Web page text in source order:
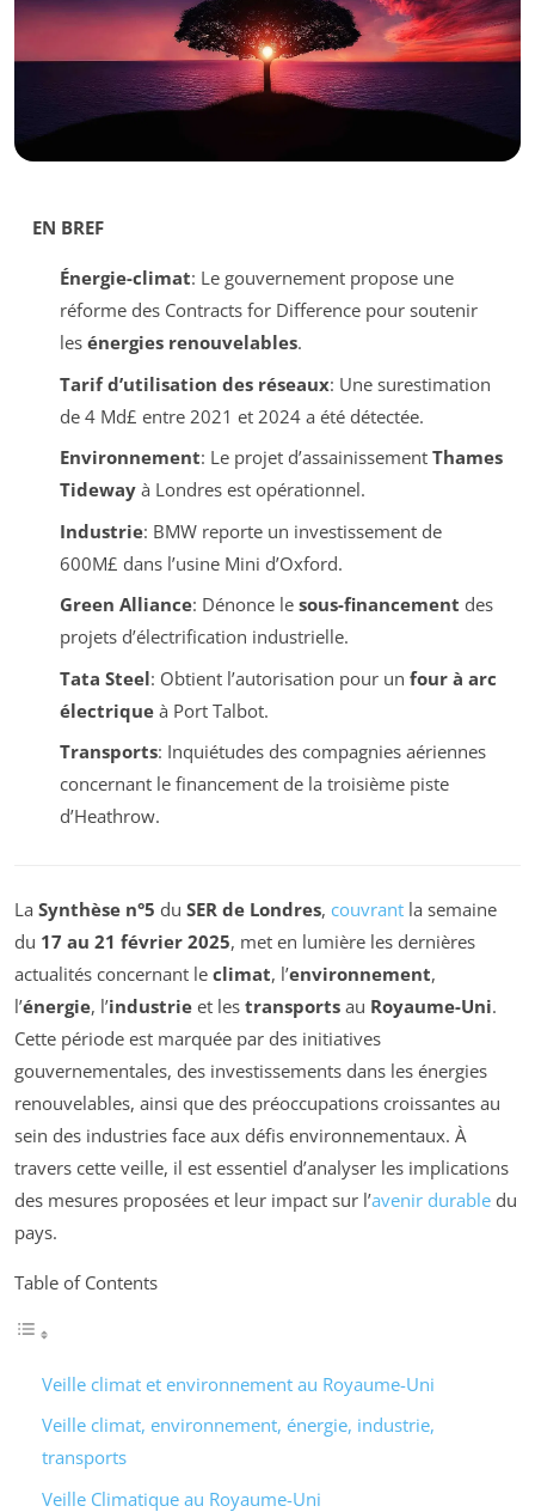
EN BREF
Énergie-climat: Le gouvernement propose une
réforme des Contracts for Differencepour soutenir
les énergies renouvelables.
Tarif d’utilisation des réseaux: Une surestimation
de 4 Md£ entre 2021 et 2024 a été détectée.
Environnement: Le projet d’assainissement Thames
Tidewayà Londres est opérationnel.
Industrie: BMW reporte un investissement de
600M£ dans l’usine Mini d’Oxford.
Green Alliance: Dénonce le sous-financement des
projets d’électrification industrielle.
Tata Steel: Obtient l’autorisation pour un four à arc
électriqueà Port Talbot.
Transports: Inquiétudes des compagnies aériennes
concernant le financement de la troisième piste
d’Heathrow.
La Synthèse n°5 du SER de Londres, couvrant la semaine
du 17 au 21 février 2025, met en lumière les dernières
actualités concernant le climat, l’environnement,
l’énergie, l’industrie et les transports au Royaume-Uni.
Cette période est marquée par des initiatives
gouvernementales, des investissements dans les énergies
renouvelables, ainsi que des préoccupations croissantes au
sein des industries face aux défis environnementaux. À
travers cette veille, il est essentiel d’analyser les implications
des mesures proposées et leur impact sur l’avenir durable du
pays.
Table of Contents
Veille climat et environnement au Royaume-Uni
Veille climat, environnement, énergie, industrie,
transports
Veille Climatique au Royaume-Uni